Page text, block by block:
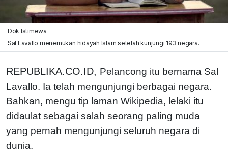
Dok Istimewa
Sal Lavallo menemukan hidayah Islam setelah kunjungi 193 negara.
REPUBLIKA.CO.ID, Pelancong itu bernama Sal
Lavallo. Ia telah mengunjungi berbagai negara.
Bahkan, mengu tip laman Wikipedia, lelaki itu
didaulat sebagai salah seorang paling muda
yang pernah mengunjungi seluruh negara di
dunia.